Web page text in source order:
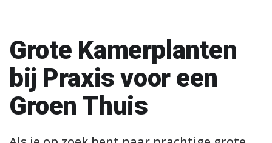
Grote Kamerplanten
bij Praxis voor een
Groen Thuis